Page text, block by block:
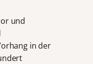
und
in der